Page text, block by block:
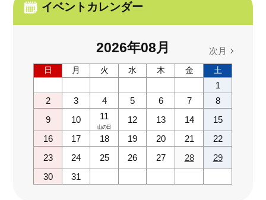
イベントカレンダー
2026年08月 次月
日 月 火 水 木 金 土
1
2
3 4 5 6 7
8
9
10 11
山の日
12 13 14
15
16
17 18 19 20 21
22
23
24 25 26 27 28
29
30
31